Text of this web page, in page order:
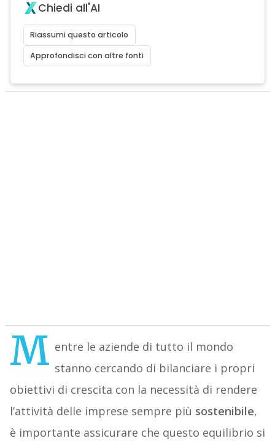
Chiedi all'AI
Riassumi questo articolo
Approfondisci con altre fonti
M entre le aziende di tutto il mondo
stanno cercando di bilanciare i propri
obiettivi di crescita con la necessità di rendere
l’attività delle imprese sempre più sostenibile,
è importante assicurare che questo equilibrio si